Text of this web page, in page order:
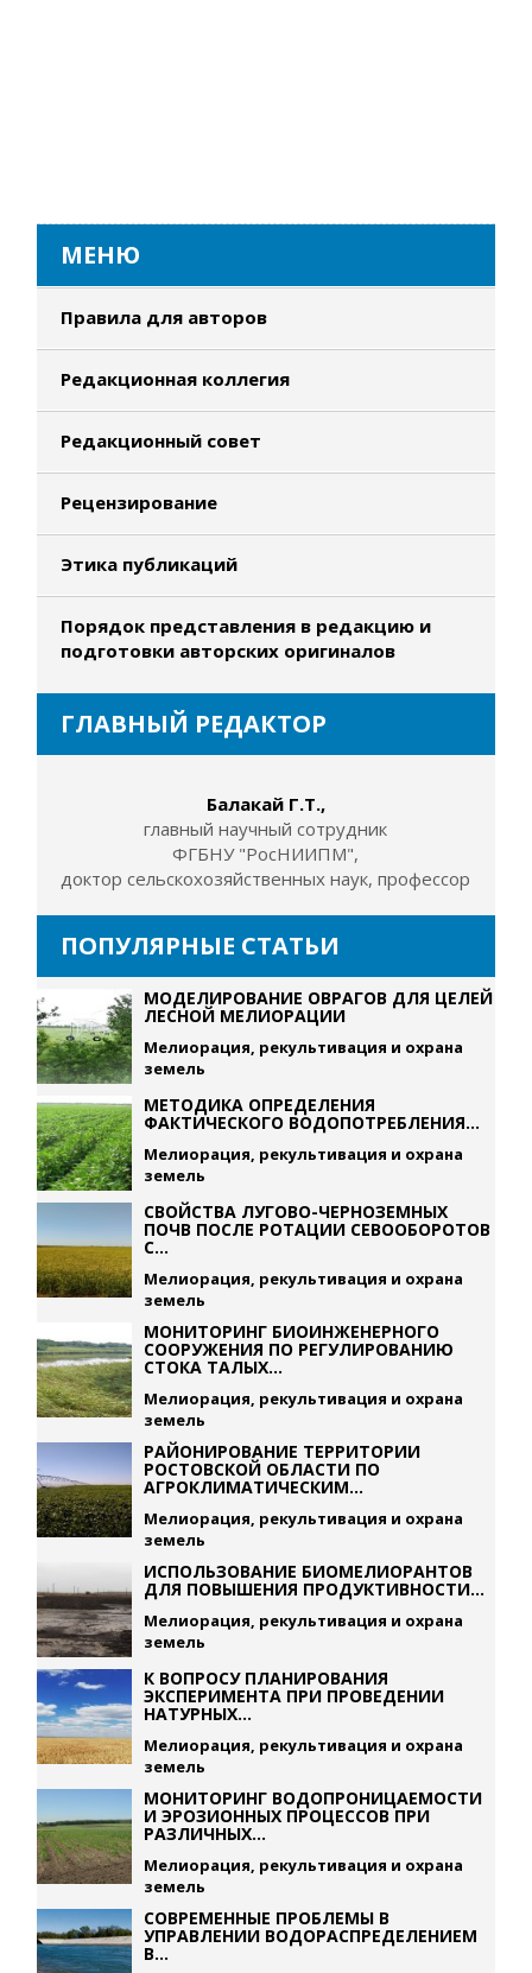
МЕНЮ
Правила для авторов
Редакционная коллегия
Редакционный совет
Рецензирование
Этика публикаций
Порядок представления в редакцию и
подготовки авторских оригиналов
ГЛАВНЫЙ РЕДАКТОР
Балакай Г.Т.,
главный научный сотрудник
ФГБНУ "РосНИИПМ",
доктор сельскохозяйственных наук, профессор
ПОПУЛЯРНЫЕ СТАТЬИ
МОДЕЛИРОВАНИЕ ОВРАГОВ ДЛЯ ЦЕЛЕЙ
ЛЕСНОЙ МЕЛИОРАЦИИ
Мелиорация, рекультивация и охрана
земель
МЕТОДИКА ОПРЕДЕЛЕНИЯ
ФАКТИЧЕСКОГО ВОДОПОТРЕБЛЕНИЯ...
Мелиорация, рекультивация и охрана
земель
СВОЙСТВА ЛУГОВО-ЧЕРНОЗЕМНЫХ
ПОЧВ ПОСЛЕ РОТАЦИИ СЕВООБОРОТОВ
С...
Мелиорация, рекультивация и охрана
земель
МОНИТОРИНГ БИОИНЖЕНЕРНОГО
СООРУЖЕНИЯ ПО РЕГУЛИРОВАНИЮ
СТОКА ТАЛЫХ...
Мелиорация, рекультивация и охрана
земель
РАЙОНИРОВАНИЕ ТЕРРИТОРИИ
РОСТОВСКОЙ ОБЛАСТИ ПО
АГРОКЛИМАТИЧЕСКИМ...
Мелиорация, рекультивация и охрана
земель
ИСПОЛЬЗОВАНИЕ БИОМЕЛИОРАНТОВ
ДЛЯ ПОВЫШЕНИЯ ПРОДУКТИВНОСТИ...
Мелиорация, рекультивация и охрана
земель
К ВОПРОСУ ПЛАНИРОВАНИЯ
ЭКСПЕРИМЕНТА ПРИ ПРОВЕДЕНИИ
НАТУРНЫХ...
Мелиорация, рекультивация и охрана
земель
МОНИТОРИНГ ВОДОПРОНИЦАЕМОСТИ
И ЭРОЗИОННЫХ ПРОЦЕССОВ ПРИ
РАЗЛИЧНЫХ...
Мелиорация, рекультивация и охрана
земель
СОВРЕМЕННЫЕ ПРОБЛЕМЫ В
УПРАВЛЕНИИ ВОДОРАСПРЕДЕЛЕНИЕМ
В...